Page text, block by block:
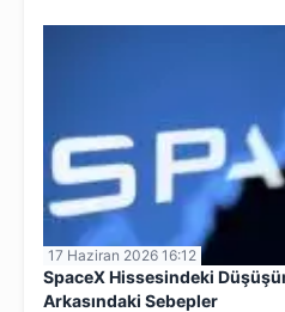
17 Haziran 2026 16:12
SpaceX Hissesindeki
Arkasındaki Sebepler